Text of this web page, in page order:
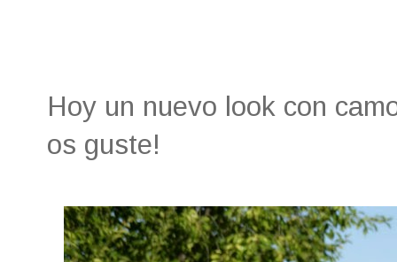
Hoy un nuevo look con
os guste!